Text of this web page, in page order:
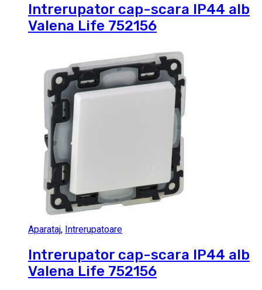
Intrerupator cap-scara IP44 alb
Valena Life 752156
Aparataj, Intrerupatoare
Intrerupator cap-scara IP44 alb
Valena Life 752156